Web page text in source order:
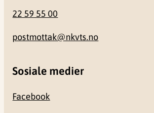
22 59 55 00
postmottak@nkvts.no
Sosiale medier
Facebook